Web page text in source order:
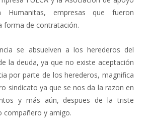
Humanitas, empresas que fueron
forma de contratación.
se absuelven a los herederos del
la deuda, ya que no existe aceptación
por parte de los herederos, magnifica
sindicato ya que se nos da la razon en
y más aún, despues de la triste
compañero y amigo.